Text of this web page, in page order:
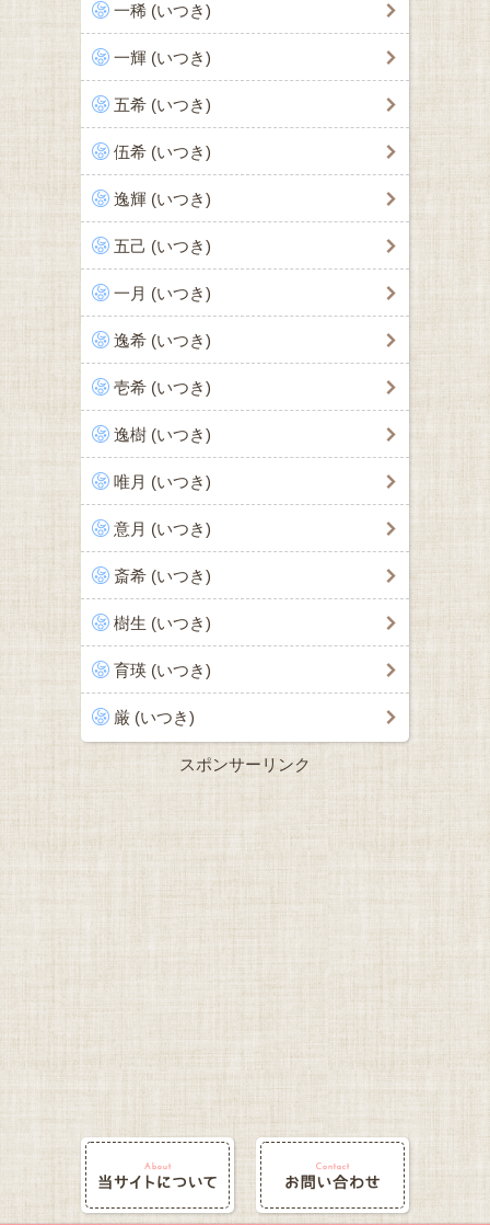
一稀 (いつき)
一輝 (いつき)
五希 (いつき)
伍希 (いつき)
逸輝 (いつき)
五己 (いつき)
一月 (いつき)
逸希 (いつき)
壱希 (いつき)
逸樹 (いつき)
唯月 (いつき)
意月 (いつき)
斎希 (いつき)
樹生 (いつき)
育瑛 (いつき)
厳 (いつき)
スポンサーリンク